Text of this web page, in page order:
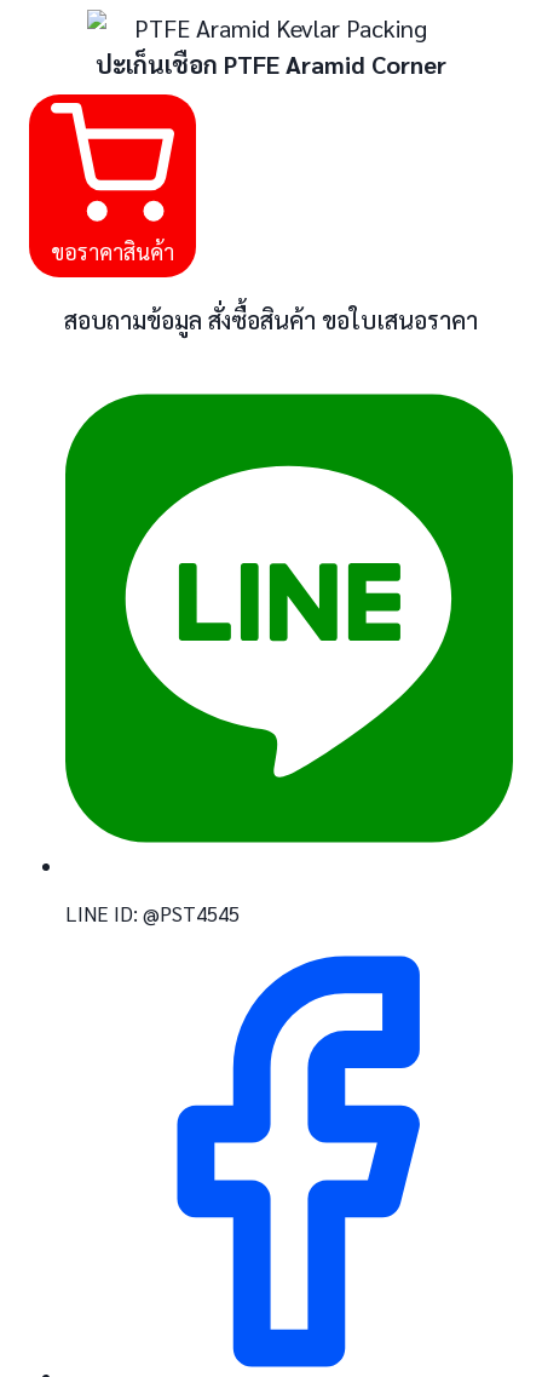
ปะเก็นเชือก PTFE Aramid Corner
ขอราคาสินค้า
สอบถามข้อมูล สั่งซื้อสินค้า ขอใบเสนอราคา
LINE ID: @PST4545